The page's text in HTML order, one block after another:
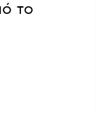
το